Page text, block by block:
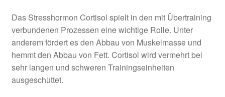
Das Stresshormon Cortisol spielt in den mit Übertraining
verbundenen Prozessen eine wichtige Rolle. Unter
anderem fördert es den Abbau von Muskelmasse und
hemmt den Abbau von Fett. Cortisol wird vermehrt bei
sehr langen und schweren Trainingseinheiten
ausgeschüttet.